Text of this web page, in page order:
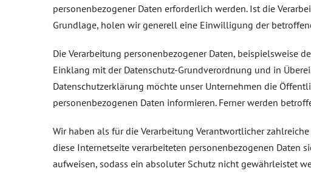
personenbezogener Daten erforderlich werden. Ist die
Grundlage, holen wir generell eine Einwilligung der
Die Verarbeitung personenbezogener Daten, beispielsweise
Einklang mit der Datenschutz-Grundverordnung und in
Datenschutzerklärung möchte unser Unternehmen die
personenbezogenen Daten informieren. Ferner werden
Wir haben als für die Verarbeitung Verantwortlicher
diese Internetseite verarbeiteten personenbezogenen Daten
aufweisen, sodass ein absoluter Schutz nicht gewährleistet